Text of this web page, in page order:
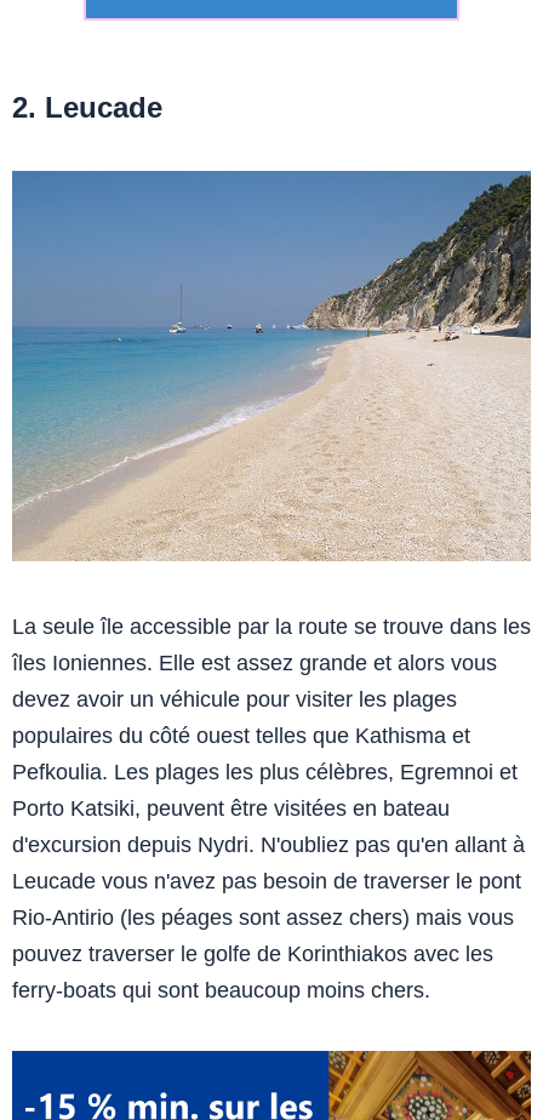
2. Leucade
La seule île accessible par la route se trouve dans les
îles Ioniennes. Elle est assez grande et alors vous
devez avoir un véhicule pour visiter les plages
populaires du côté ouest telles que Kathisma et
Pefkoulia. Les plages les plus célèbres, Egremnoi et
Porto Katsiki, peuvent être visitées en bateau
d'excursion depuis Nydri. N'oubliez pas qu'en allant à
Leucade vous n'avez pas besoin de traverser le pont
Rio-Antirio (les péages sont assez chers) mais vous
pouvez traverser le golfe de Korinthiakos avec les
ferry-boats qui sont beaucoup moins chers.